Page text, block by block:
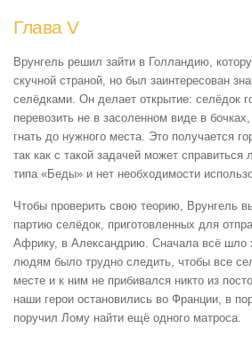
Глава V
Врунгель решил зайти в Голландию,
скучной страной, но был заинтересован
селёдками. Он делает открытие: селёдок
перевозить не в засоленном виде в
гнать до нужного места. Это получается
так как с такой задачей может
типа «Беды» и нет необходимости
Чтобы проверить свою теорию, Врунгель
партию селёдок, приготовленных для
Африку, в Александрию. Сначала всё шло
людям было трудно следить, чтобы все
месте и к ним не прибивался никто из
наши герои остановились во Франции, в
поручил Лому найти ещё одного матроса.